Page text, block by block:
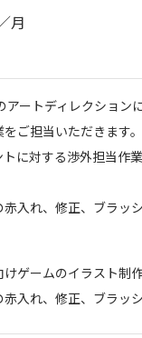
月
アートディレクション
ご担当いただきます。
トに対する渉外担当作
赤入れ、修正、ブラッ
けゲームのイラスト制
赤入れ、修正、ブラッシ